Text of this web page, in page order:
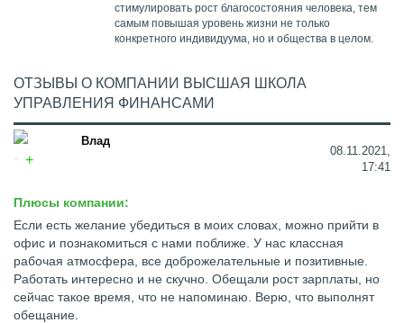
стимулировать рост благосостояния человека, тем
самым повышая уровень жизни не только
конкретного индивидуума, но и общества в целом.
ОТЗЫВЫ О КОМПАНИИ ВЫСШАЯ ШКОЛА
УПРАВЛЕНИЯ ФИНАНСАМИ
Влад
08.11.2021,
17:41
Плюсы компании:
Если есть желание убедиться в моих словах, можно прийти в
офис и познакомиться с нами поближе. У нас классная
рабочая атмосфера, все доброжелательные и позитивные.
Работать интересно и не скучно. Обещали рост зарплаты, но
сейчас такое время, что не напоминаю. Верю, что выполнят
обещание.